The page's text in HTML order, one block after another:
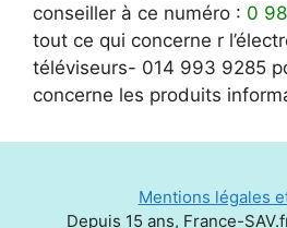
conseiller à ce numéro : 0
tout ce qui concerne r
téléviseurs- 014 993 9285
concerne les produits
Mentions légales
Depuis 15 ans, France-